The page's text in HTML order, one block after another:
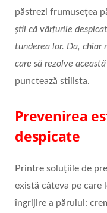
păstrezi frumusețea
știi că vârfurile
tunderea lor. Da, chiar
care să rezolve
punctează stilista.
Prevenirea
despicate
Printre soluțiile de
există câteva pe
îngrijire a părului: